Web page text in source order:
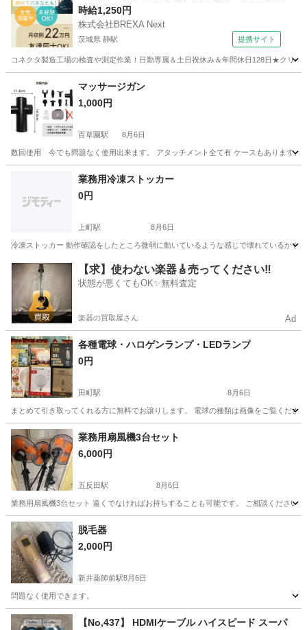
時給1,250円
株式会社BREXA Next
茨城県 静駅 提携サイト
コネクタ製造工場の検査や測定作業！日勤専属＆土日祝休み＆年間休日128日★クリ
静駅 その他
マッサージガン
1,000円
百草園駅 8月6日
数回使用 今でも問題なく使用出来ます。 アタッチメント全て有 ケースもあります。
百草園駅 美容家電
業務用冷凍ストッカー
0円
上町駅 8月6日
冷凍ストッカー 動作確認をしたところ微弱に動いているような感じで壊れているかも
東京 世田谷区 上町駅 その他
【求】使わない楽器🎸売ってください‼️
状態が悪くてもOK✨無料査定
楽器の買取屋さん Ad
各種電球・ハロゲンランプ・LEDランプ
0円
田町駅 8月6日
まとめて引き取ってくれる方に無料でお譲りします。 電球の種類は画像をご覧くだ
東京 港区 田町駅 生活家電
業務用扇風機3台セット
6,000円
五反田駅 8月6日
業務用扇風機3台セット 遠くでなければお持ちすることも可能です。 ご相談ください。
東京 品川区 五反田駅
脱毛器
2,000円
新井薬師前駅8月6日
問題なく使用できます。
東京 中野区 新井薬師前駅 美容家電
【No,437】 HDMIケーブル ハイスピード スーパ